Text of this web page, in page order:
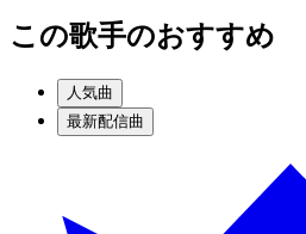
この歌手のおすすめ
人気曲
最新配信曲